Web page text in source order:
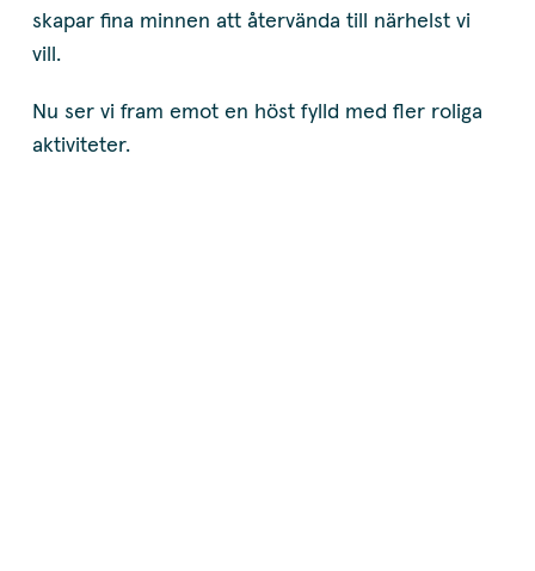
skapar fina minnen att återvända till närhelst vi
vill.
Nu ser vi fram emot en höst fylld med fler roliga
aktiviteter.